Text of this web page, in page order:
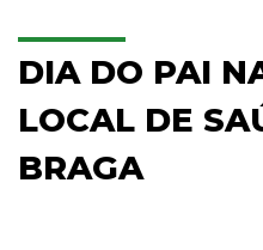
DIA DO PAI
LOCAL DE
BRAGA